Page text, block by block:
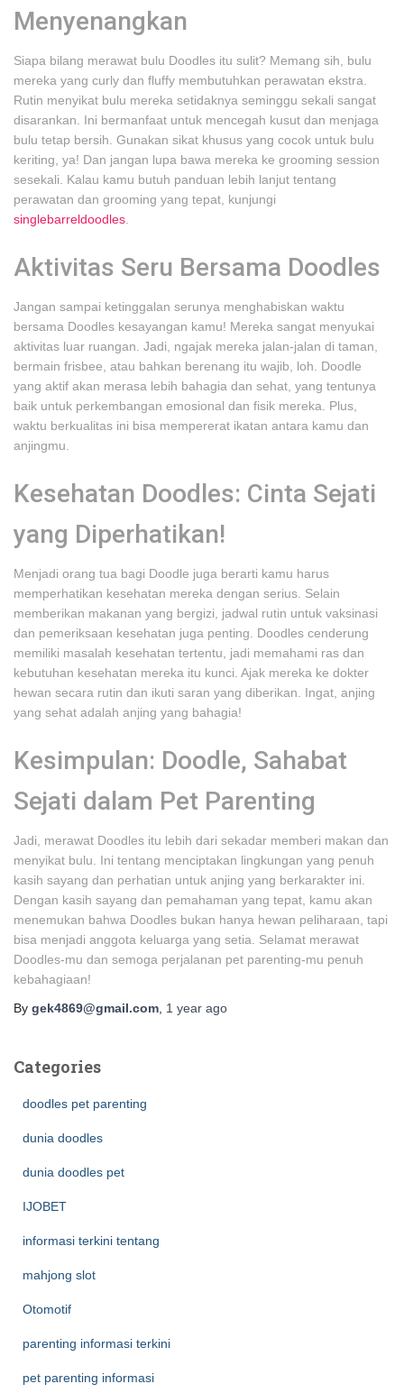
Menyenangkan
Siapa bilang merawat bulu Doodles itu sulit? Memang sih, bulu
mereka yang curly dan fluffy membutuhkan perawatan ekstra.
Rutin menyikat bulu mereka setidaknya seminggu sekali sangat
disarankan. Ini bermanfaat untuk mencegah kusut dan menjaga
bulu tetap bersih. Gunakan sikat khusus yang cocok untuk bulu
keriting, ya! Dan jangan lupa bawa mereka ke grooming session
sesekali. Kalau kamu butuh panduan lebih lanjut tentang
perawatan dan grooming yang tepat, kunjungi
singlebarreldoodles
Aktivitas Seru Bersama Doodles
Jangan sampai ketinggalan serunya menghabiskan waktu
bersama Doodles kesayangan kamu! Mereka sangat menyukai
aktivitas luar ruangan. Jadi, ngajak mereka jalan-jalan di taman,
bermain frisbee, atau bahkan berenang itu wajib, loh. Doodle
yang aktif akan merasa lebih bahagia dan sehat, yang tentunya
baik untuk perkembangan emosional dan fisik mereka. Plus,
waktu berkualitas ini bisa mempererat ikatan antara kamu dan
anjingmu.
Kesehatan Doodles: Cinta Sejati
yang Diperhatikan!
Menjadi orang tua bagi Doodle juga berarti kamu harus
memperhatikan kesehatan mereka dengan serius. Selain
memberikan makanan yang bergizi, jadwal rutin untuk vaksinasi
dan pemeriksaan kesehatan juga penting. Doodles cenderung
memiliki masalah kesehatan tertentu, jadi memahami ras dan
kebutuhan kesehatan mereka itu kunci. Ajak mereka ke dokter
hewan secara rutin dan ikuti saran yang diberikan. Ingat, anjing
yang sehat adalah anjing yang bahagia!
Kesimpulan: Doodle, Sahabat
Sejati dalam Pet Parenting
Jadi, merawat Doodles itu lebih dari sekadar memberi makan dan
menyikat bulu. Ini tentang menciptakan lingkungan yang penuh
kasih sayang dan perhatian untuk anjing yang berkarakter ini.
Dengan kasih sayang dan pemahaman yang tepat, kamu akan
menemukan bahwa Doodles bukan hanya hewan peliharaan, tapi
bisa menjadi anggota keluarga yang setia. Selamat merawat
Doodles-mu dan semoga perjalanan pet parenting-mu penuh
kebahagiaan!
By gek4869@gmail.com 1 year ago
Categories
doodles pet parenting
dunia doodles
dunia doodles pet
IJOBET
informasi terkini tentang
mahjong slot
Otomotif
parenting informasi terkini
pet parenting informasi